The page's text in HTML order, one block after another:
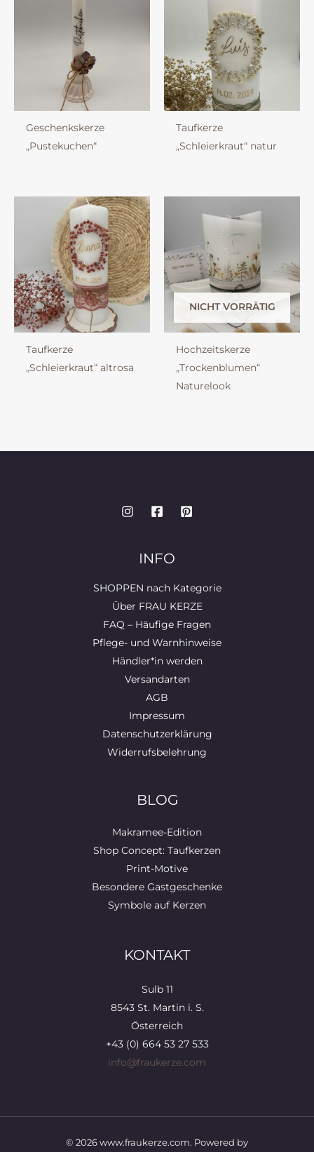
Geschenkskerze
„Pustekuchen“
Taufkerze
„Schleierkraut“ natur
Taufkerze
„Schleierkraut“ altrosa
NICHT VORRÄTIG
Hochzeitskerze
„Trockenblumen“
Naturelook
INFO
SHOPPEN nach Kategorie
Über FRAU KERZE
FAQ – Häufige Fragen
Pflege- und Warnhinweise
Händler*in werden
Versandarten
AGB
Impressum
Datenschutzerklärung
Widerrufsbelehrung
BLOG
Makramee-Edition
Shop Concept: Taufkerzen
Print-Motive
Besondere Gastgeschenke
Symbole auf Kerzen
KONTAKT
Sulb 11
8543 St. Martin i. S.
Österreich
+43 (0) 664 53 27 533
info@fraukerze.com
© 2026 www.fraukerze.com. Powered by